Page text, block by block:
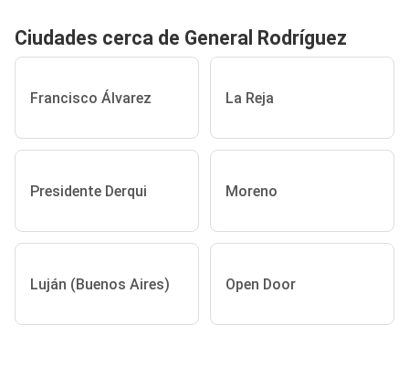
Ciudades cerca de General Rodríguez
Francisco Álvarez La Reja
Presidente Derqui Moreno
Luján (Buenos Aires) Open Door